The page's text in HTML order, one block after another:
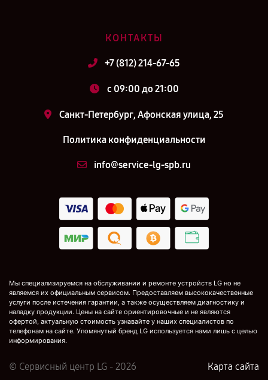
КОНТАКТЫ
+7 (812) 214-67-65
c 09:00 до 21:00
Санкт-Петербург, Афонская улица, 25
Политика конфиденциальности
info@service-lg-spb.ru
Мы специализируемся на обслуживании и ремонте устройств LG но не
являемся их официальным сервисом. Предоставляем высококачественные
услуги после истечения гарантии, а также осуществляем диагностику и
наладку продукции. Цены на сайте ориентировочные и не являются
офертой, актуальную стоимость узнавайте у наших специалистов по
телефонам на сайте. Упомянутый бренд LG используется нами лишь с целью
информирования.
© Сервисный центр LG - 2026 Карта сайта